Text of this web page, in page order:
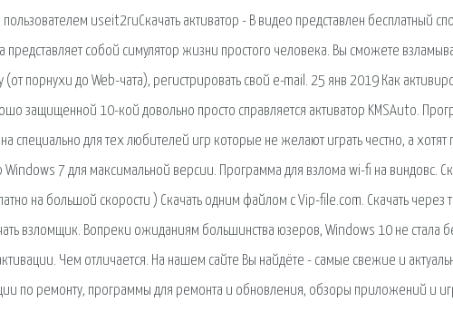
useit2ruСкачать активатор - В видео представлен бесплатный
собой симулятор жизни простого человека. Вы сможете
(от порнухи до Web-чата), регистрировать свой e-mail. 25 янв 2019 Как
защищенной 10-кой довольно просто справляется активатор KMSAuto.
специально для тех любителей игр которые не желают играть честно, а хотят
Windows 7 для максимальной версии. Программа для взлома wi-fi на виндовс.
на большой скорости ) Скачать одним файлом с Vip-file.com. Скачать через
взломщик. Вопреки ожиданиям большинства юзеров, Windows 10 не стала
Чем отличается. На нашем сайте Вы найдёте - самые свежие и
по ремонту, программы для ремонта и обновления, обзоры приложений и